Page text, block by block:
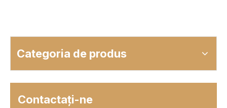
Categoria de produs
Contactaţi-ne